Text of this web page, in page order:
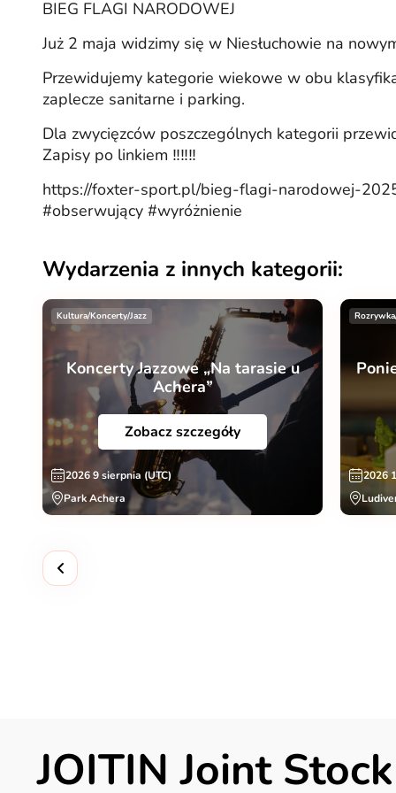
BIEG FLAGI NARODOWEJ
Już 2 maja widzimy się w Niesłuchowie na
Przewidujemy kategorie wiekowe w obu
zaplecze sanitarne i parking.
Dla zwycięzców poszczególnych kategorii
Zapisy po linkiem ‼️‼️‼️
https://foxter-sport.pl/bieg-flagi-narodowej-
#obserwujący #wyróżnienie
Wydarzenia z innych kategorii:
Kultura/Koncerty/Jazz
Koncerty Jazzowe „Na tarasie u
Achera”
Zobacz szczegóły
2026 9 sierpnia (UTC)
Park Achera
2026
JOITIN Joint